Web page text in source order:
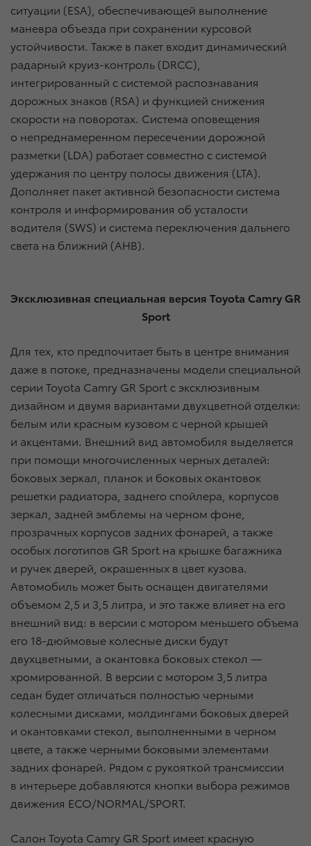
ситуации (ESA), обеспечивающей выполнение
маневра объезда при сохранении курсовой
устойчивости. Также в пакет входит динамический
радарный круиз-контроль (DRCC),
интегрированный с системой распознавания
дорожных знаков (RSA) и функцией снижения
скорости на поворотах. Система оповещения
о непреднамеренном пересечении дорожной
разметки (LDA) работает совместно с системой
удержания по центру полосы движения (LTA).
Дополняет пакет активной безопасности система
контроля и информирования об усталости
водителя (SWS) и система переключения дальнего
света на ближний (AHB).
Эксклюзивная специальная версия Toyota Camry GR
Sport
Для тех, кто предпочитает быть в центре внимания
даже в потоке, предназначены модели специальной
серии Toyota Camry GR Sport с эксклюзивным
дизайном и двумя вариантами двухцветной отделки:
белым или красным кузовом с черной крышей
и акцентами. Внешний вид автомобиля выделяется
при помощи многочисленных черных деталей:
боковых зеркал, планок и боковых окантовок
решетки радиатора, заднего спойлера, корпусов
зеркал, задней эмблемы на черном фоне,
прозрачных корпусов задних фонарей, а также
особых логотипов GR Sport на крышке багажника
и ручек дверей, окрашенных в цвет кузова.
Автомобиль может быть оснащен двигателями
объемом 2,5 и 3,5 литра, и это также влияет на его
внешний вид: в версии с мотором меньшего объема
его 18-дюймовые колесные диски будут
двухцветными, а окантовка боковых стекол —
хромированной. В версии с мотором 3,5 литра
седан будет отличаться полностью черными
колесными дисками, молдингами боковых дверей
и окантовками стекол, выполненными в черном
цвете, а также черными боковыми элементами
задних фонарей. Рядом с рукояткой трансмиссии
в интерьере добавляются кнопки выбора режимов
движения ECO/NORMAL/SPORT.
Салон Toyota Camry GR Sport имеет красную